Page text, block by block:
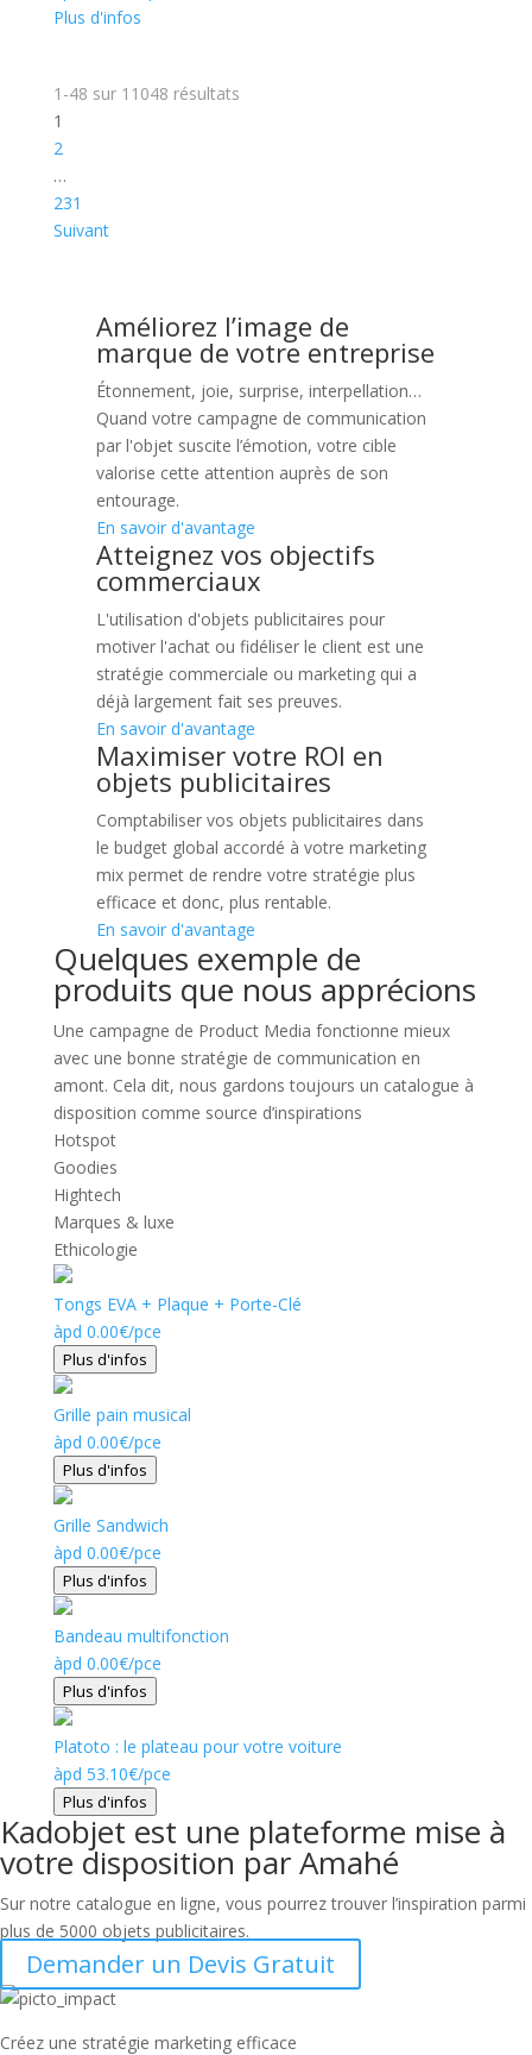
Plus d'infos
1-48 sur 11048 résultats
1
2
…
231
Suivant
Améliorez l’image de
marque de votre entreprise
Étonnement, joie, surprise, interpellation…
Quand votre campagne de communication
par l'objet suscite l’émotion, votre cible
valorise cette attention auprès de son
entourage.
En savoir d'avantage
Atteignez vos objectifs
commerciaux
L'utilisation d'objets publicitaires pour
motiver l'achat ou fidéliser le client est une
stratégie commerciale ou marketing qui a
déjà largement fait ses preuves.
En savoir d'avantage
Maximiser votre ROI en
objets publicitaires
Comptabiliser vos objets publicitaires dans
le budget global accordé à votre marketing
mix permet de rendre votre stratégie plus
efficace et donc, plus rentable.
En savoir d'avantage
Quelques exemple de
produits que nous apprécions
Une campagne de Product Media fonctionne mieux
avec une bonne stratégie de communication en
amont. Cela dit, nous gardons toujours un catalogue à
disposition comme source d’inspirations
Hotspot
Goodies
Hightech
Marques & luxe
Ethicologie
Tongs EVA + Plaque + Porte-Clé
àpd 0.00€/pce
Plus d'infos
Grille pain musical
àpd 0.00€/pce
Plus d'infos
Grille Sandwich
àpd 0.00€/pce
Plus d'infos
Bandeau multifonction
àpd 0.00€/pce
Plus d'infos
Platoto : le plateau pour votre voiture
àpd 53.10€/pce
Plus d'infos
Kadobjet est une plateforme mise à
votre disposition par Amahé
Sur notre catalogue en ligne, vous pourrez trouver l’inspiration parmi
plus de 5000 objets publicitaires.
Demander un Devis Gratuit
Créez une stratégie marketing efficace